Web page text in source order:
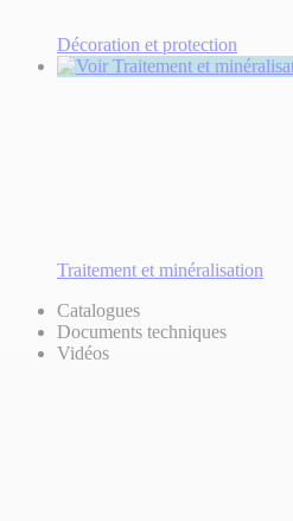
Décoration et protection
Traitement et minéralisation
Catalogues
Documents techniques
Vidéos